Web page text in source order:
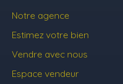
Notre agence
Estimez votre bien
Vendre avec nous
Espace vendeur